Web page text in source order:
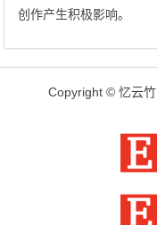
创作产生积极影响。
Copyright © 忆云竹